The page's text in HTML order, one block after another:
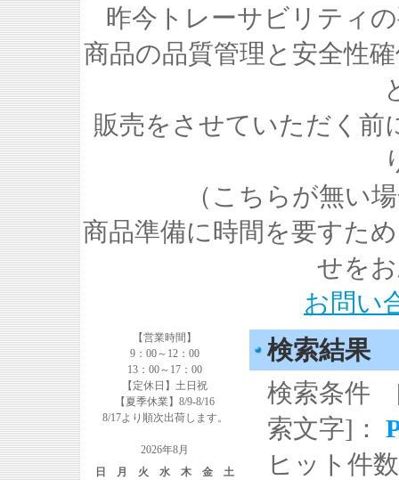
昨今トレーサビリティ
商品の品質管理と安全性
販売をさせていただく前
（こちらが無い
商品準備に時間を要すた
せを
お問い
【営業時間】
9：00～12：00
13：00～17：00
【定休日】土日祝
【夏季休業】8/9-8/16
8/17より順次出荷します。
2026年8月
日
月 火 水 木 金
土
検索結果
検索条件
索文字]：
ヒット件